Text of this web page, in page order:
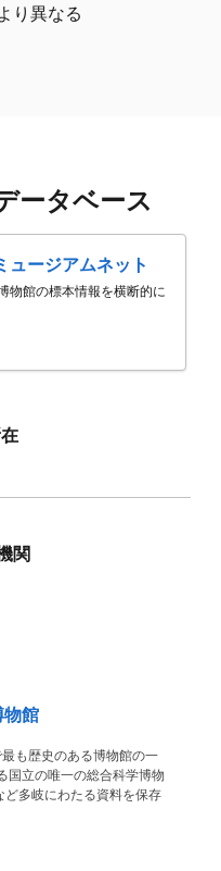
り異なる
ータベース
ュージアムネット
物館の標本情報を横断的に
関
物館
最も歴史のある博物館の一
国立の唯一の総合科学博物
ど多岐にわたる資料を保存